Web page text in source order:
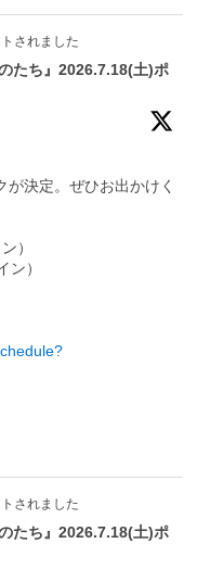
されました
たち』2026.7.18(土)ポ
が決定。ぜひお出かけく
）
）
されました
たち』2026.7.18(土)ポ